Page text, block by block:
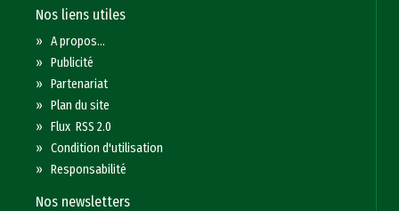
Nos liens utiles
»A propos...
»Publicité
»Partenariat
»Plan du site
»Flux RSS 2.0
»Condition d'utilisation
»Responsabilité
Nos newsletters